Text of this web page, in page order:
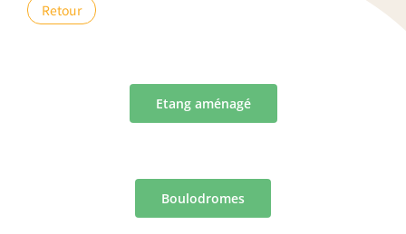
Retour
Etang aménagé
Boulodromes